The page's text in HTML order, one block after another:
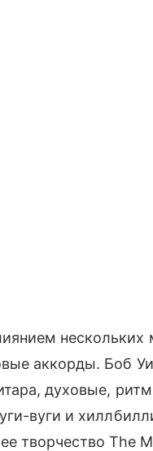
аккорды. Боб
духовые,
вуги и
творчество The